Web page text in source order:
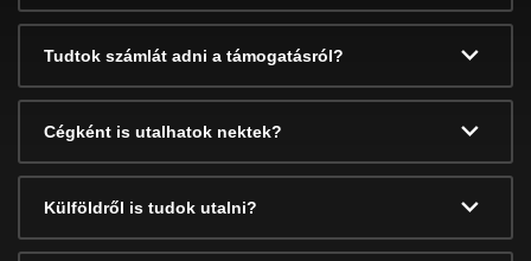
Tudtok számlát adni a támogatásról?
Cégként is utalhatok nektek?
Külföldről is tudok utalni?